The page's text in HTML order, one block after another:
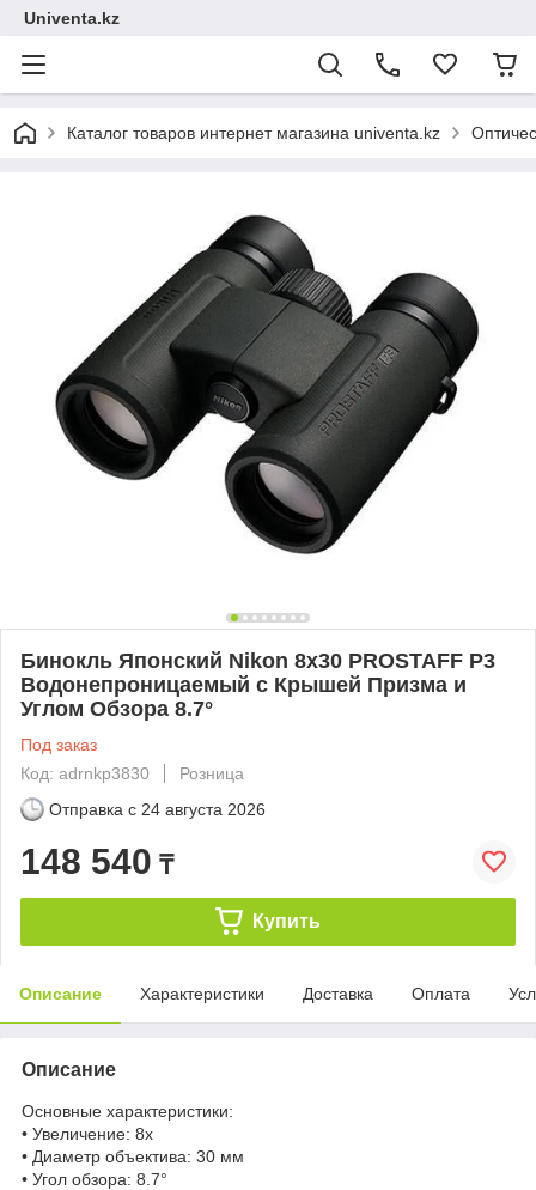
Univenta.kz
Каталог товаров интернет магазина univenta.kz
Бинокль Японский Nikon 8x30 PROSTAFF P3
Водонепроницаемый с Крышей Призма и
Углом Обзора 8.7°
Под заказ
Код: adrnkp3830
Розница
Отправка с 24 августа 2026
148 540 ₸
Купить
Описание Характеристики Доставка Оплата
Описание
Основные характеристики:
• Увеличение: 8x
• Диаметр объектива: 30 мм
• Угол обзора: 8.7°